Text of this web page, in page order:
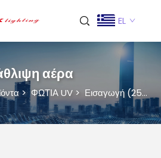
EL
αέρα
> ΦΩΤΙΑ UV > Εισαγωγή (253.7nm)